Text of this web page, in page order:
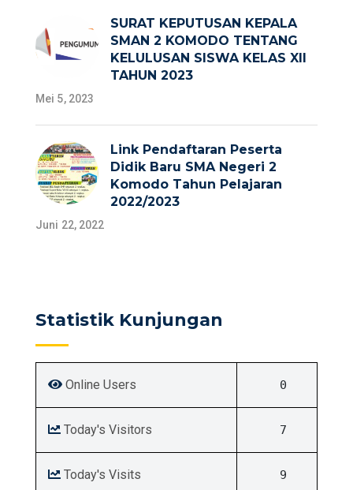
SURAT KEPUTUSAN KEPALA
SMAN 2 KOMODO TENTANG
KELULUSAN SISWA KELAS XII
TAHUN 2023
Mei 5, 2023
Link Pendaftaran Peserta
Didik Baru SMA Negeri 2
Komodo Tahun Pelajaran
2022/2023
Juni 22, 2022
Statistik Kunjungan
Online Users 0
Today's Visitors 7
Today's Visits 9